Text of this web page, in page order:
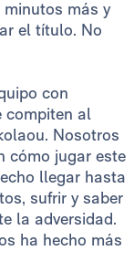
minutos más y
el título. No
con
compiten al
Nosotros
cómo jugar este
llegar hasta
sufrir y saber
la adversidad.
ha hecho más